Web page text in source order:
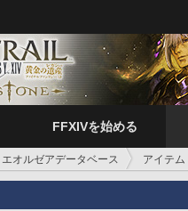
FFXIVを始める
エオルゼアデータベース アイテム